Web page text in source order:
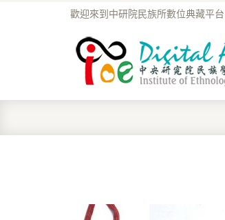
歡迎來到中研院民族所數位典藏平台